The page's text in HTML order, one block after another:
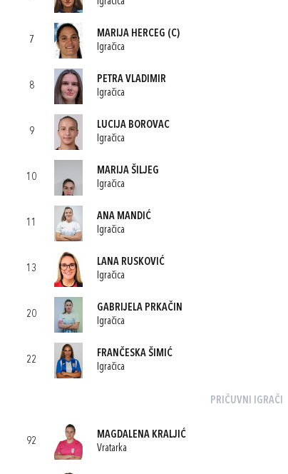
7
MARIJA HERCEG (C)
Igračica
8
PETRA VLADIMIR
Igračica
9
LUCIJA BOROVAC
Igračica
10
MARIJA ŠILJEG
Igračica
11
ANA MANDIĆ
Igračica
13
LANA RUSKOVIĆ
Igračica
20
GABRIJELA PRKAČIN
Igračica
22
FRANČESKA ŠIMIĆ
Igračica
PRIČUVNI IGRAČI
92
MAGDALENA KRALJIĆ
Vratarka